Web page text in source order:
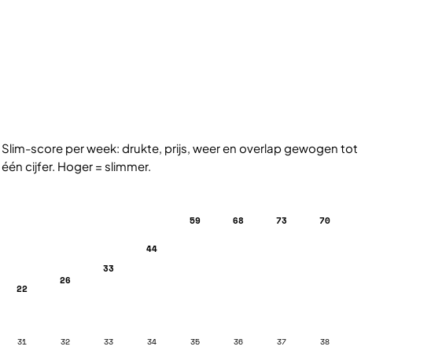
Slim-score per week: drukte, prijs, weer en overlap gewogen tot
één cijfer. Hoger = slimmer.
22
31
26
32
33
33
44
34
59
35
68
36
73
37
70
38